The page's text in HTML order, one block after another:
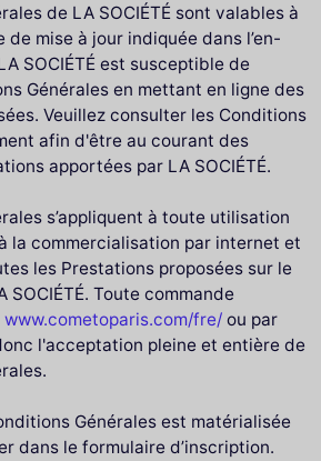
de LA SOCIÉTÉ sont valables à
mise à jour indiquée dans l’en-
SOCIÉTÉ est susceptible de
Générales en mettant en ligne des
Veuillez consulter les Conditions
afin d'être au courant des
apportées par LA SOCIÉTÉ.
s’appliquent à toute utilisation
la commercialisation par internet et
les Prestations proposées sur le
SOCIÉTÉ. Toute commande
www.cometoparis.com/fre/ ou par
l'acceptation pleine et entière de
Générales est matérialisée
dans le formulaire d’inscription.